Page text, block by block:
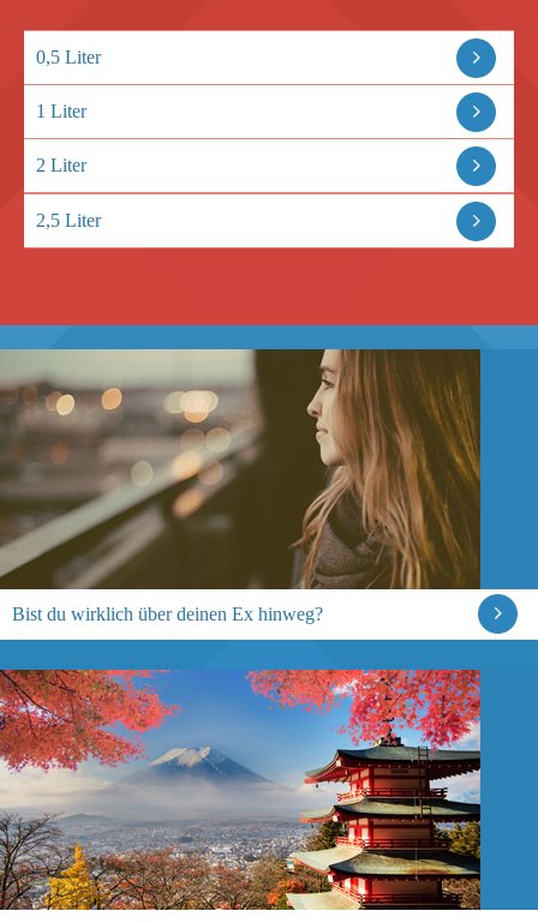
0,5 Liter
1 Liter
2 Liter
2,5 Liter
Bist du wirklich über deinen Ex hinweg?